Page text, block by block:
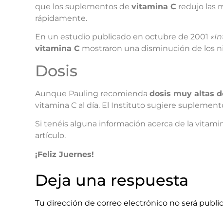
que los suplementos de vitamina C redujo las
rápidamente.
En un estudio publicado en octubre de 2001
vitamina C mostraron una disminución de los
Dosis
Aunque Pauling recomienda dosis muy altas
vitamina C al día. El Instituto sugiere
Si tenéis alguna información acerca de la
artículo.
¡Feliz Juernes!
Deja una respuesta
Tu dirección de correo electrónico no será